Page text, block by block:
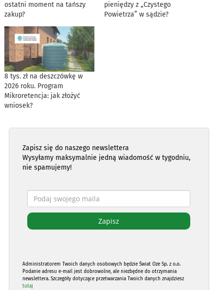
ostatni moment na tańszy
zakup?
pieniędzy z „Czystego
Powietrza” w sądzie?
8 tys. zł na deszczówkę w
2026 roku. Program
Mikroretencja: jak złożyć
wniosek?
Zapisz się do naszego newslettera
Wysyłamy maksymalnie jedną wiadomość w tygodniu,
nie spamujemy!
Administratorem Twoich danych osobowych będzie Świat Oze Sp. z o.o.
Podanie adresu e-mail jest dobrowolne, ale niezbędne do otrzymania
newslettera. Szczegóły dotyczące przetwarzania Twoich danych znajdziesz
tutaj